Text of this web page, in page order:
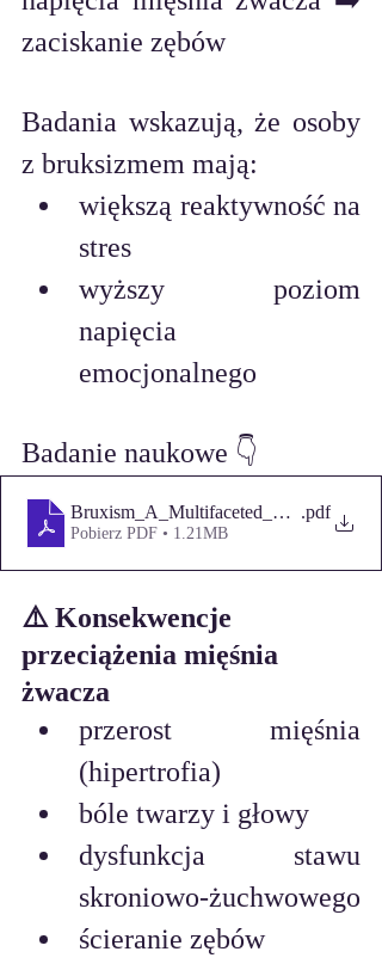
zaciskanie zębów
Badania wskazują, że osoby
z bruksizmem mają:
większą reaktywność na
stres
wyższy poziom
napięcia
emocjonalnego
Badanie naukowe 👇
.pdf
Pobierz PDF • 1.21MB
⚠️ Konsekwencje
przeciążenia mięśnia
żwacza
przerost mięśnia
(hipertrofia)
bóle twarzy i głowy
dysfunkcja stawu
skroniowo-żuchwowego
ścieranie zębów